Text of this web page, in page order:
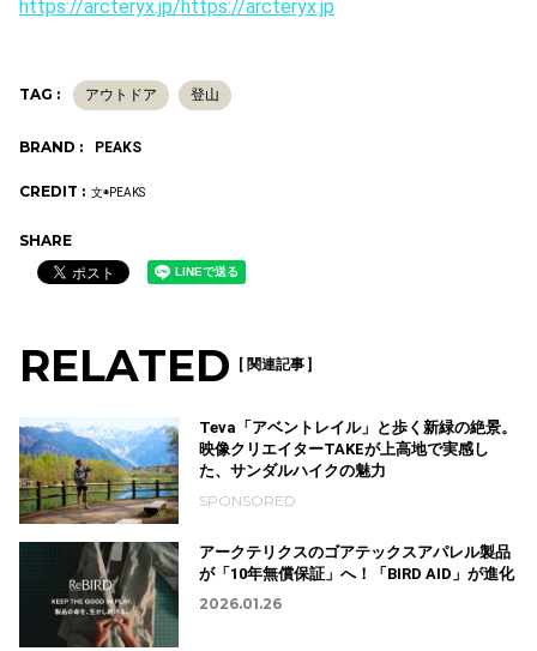
https://arcteryx.jp/https://arcteryx.jp
TAG : アウトドア 登山
BRAND : PEAKS
CREDIT : 文◉PEAKS
SHARE
RELATED [ 関連記事 ]
Teva「アベントレイル」と歩く新緑の絶景。
映像クリエイターTAKEが上高地で実感し
た、サンダルハイクの魅力
SPONSORED
アークテリクスのゴアテックスアパレル製品
が「10年無償保証」へ！「BIRD AID」が進化
2026.01.26